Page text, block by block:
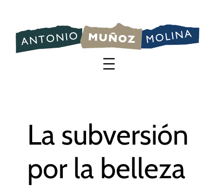
contenido
La subversión
por la belleza